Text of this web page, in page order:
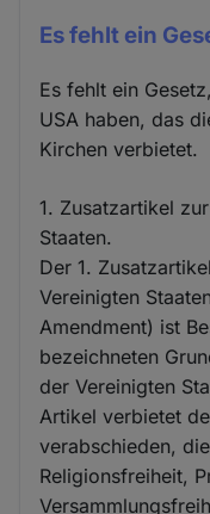
Es fehlt ein
Es fehlt ein
USA haben, das
Kirchen verbietet.
1. Zusatzartikel
Staaten.
Der 1.
Vereinigten
Amendment) ist
bezeichneten
der Vereinigten
Artikel verbietet
verabschieden,
Religionsfreiheit,